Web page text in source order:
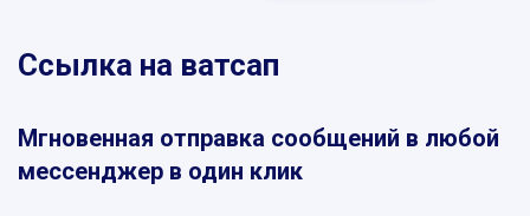
Ссылка на ватсап
Мгновенная отправка сообщений в любой
мессенджер в один клик